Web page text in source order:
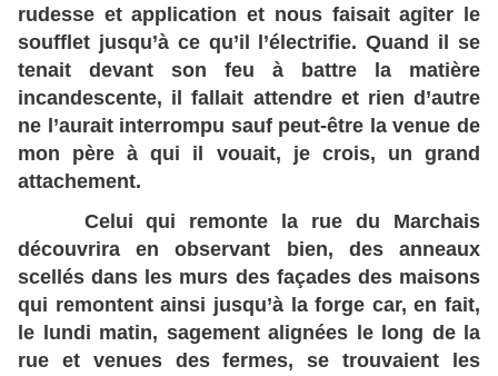
rudesse et application et nous faisait agiter le
soufflet jusqu’à ce qu’il l’électrifie. Quand il se
tenait devant son feu à battre la matière
incandescente, il fallait attendre et rien d’autre
ne l’aurait interrompu sauf peut-être la venue de
mon père à qui il vouait, je crois, un grand
attachement.
Celui qui remonte la rue du Marchais
découvrira en observant bien, des anneaux
scellés dans les murs des façades des maisons
qui remontent ainsi jusqu’à la forge car, en fait,
le lundi matin, sagement alignées le long de la
rue et venues des fermes, se trouvaient les